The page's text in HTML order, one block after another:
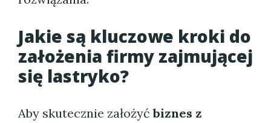
Jakie są kluczowe kroki do
założenia firmy zajmującej
się lastryko?
Aby skutecznie założyćbiznes z